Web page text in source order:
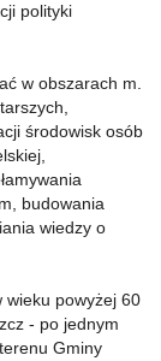
polityki
w obszarach m.
środowisk osób
budowania
wiedzy o
wieku powyżej 60
- po jednym
Gminy